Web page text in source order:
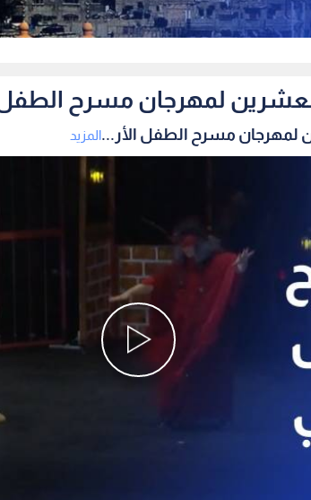
لمهرجان مسرح الطفل
لمهرجان مسرح الطفل الأر...المزيد